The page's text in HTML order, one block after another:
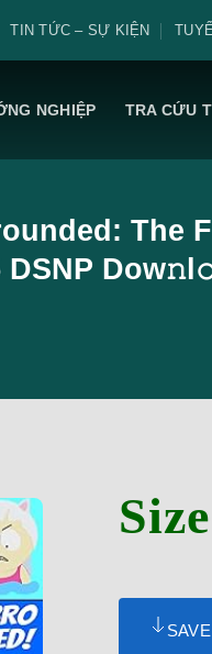
TIN TỨC – SỰ KIỆN
NGHIỆP TRA CỨU
The
DSNP